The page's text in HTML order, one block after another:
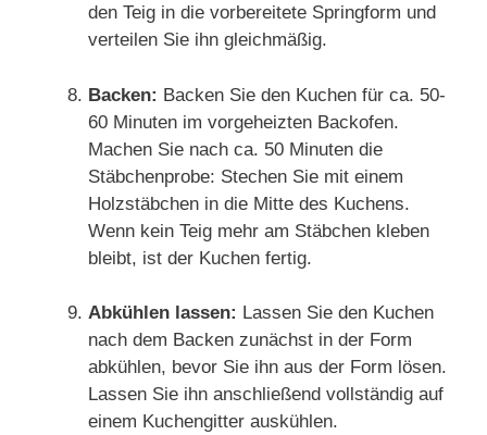
den Teig in die vorbereitete Springform und
verteilen Sie ihn gleichmäßig.
Backen: Backen Sie den Kuchen für ca. 50-
60 Minuten im vorgeheizten Backofen.
Machen Sie nach ca. 50 Minuten die
Stäbchenprobe: Stechen Sie mit einem
Holzstäbchen in die Mitte des Kuchens.
Wenn kein Teig mehr am Stäbchen kleben
bleibt, ist der Kuchen fertig.
Abkühlen lassen: Lassen Sie den Kuchen
nach dem Backen zunächst in der Form
abkühlen, bevor Sie ihn aus der Form lösen.
Lassen Sie ihn anschließend vollständig auf
einem Kuchengitter auskühlen.